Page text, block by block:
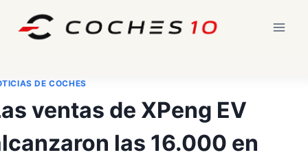
DE COCHES
ventas de XPeng EV
las 16.000 en